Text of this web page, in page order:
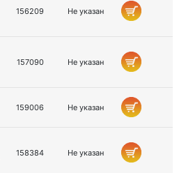
156209 Не указан
157090 Не указан
159006 Не указан
158384 Не указан